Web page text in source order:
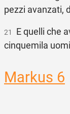
pezzi avanzati,
21
E quelli che
cinquemila
Markus 6